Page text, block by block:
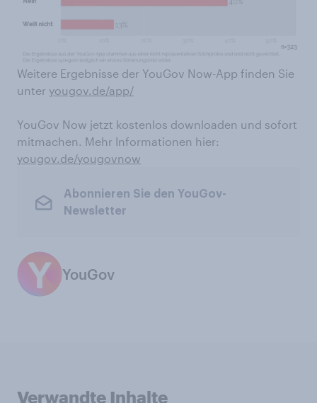
Weitere Ergebnisse der YouGov Now-App finden Sie
unter yougov.de/app/
YouGov Now jetzt kostenlos downloaden und sofort
mitmachen. Mehr Informationen hier:
yougov.de/yougovnow
Abonnieren Sie den YouGov-
Newsletter
YouGov
Verwandte Inhalte